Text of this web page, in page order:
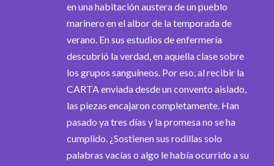
en una habitación austera de un pueblo
marinero en el albor de la temporada de
verano. En sus estudios de enfermería
descubrió la verdad, en aquella clase sobre
los grupos sanguíneos. Por eso, al recibir la
CARTA enviada desde un convento aislado,
las piezas encajaron completamente. Han
pasado ya tres días y la promesa no se ha
cumplido. ¿Sostienen sus rodillas solo
palabras vacías o algo le había ocurrido a su